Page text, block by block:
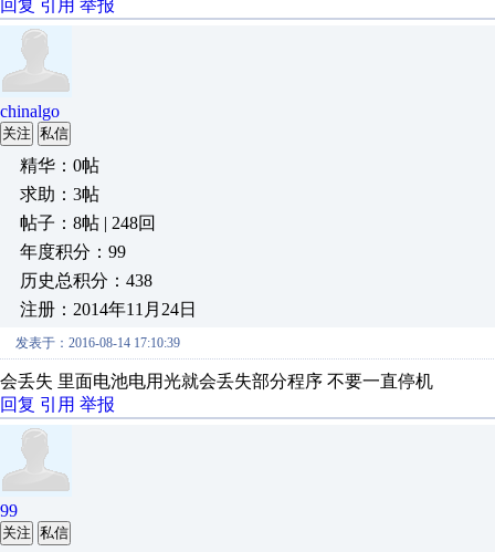
回复 引用 举报
chinalgo
关注 私信
精华：0帖
求助：3帖
帖子：8帖 | 248回
年度积分：99
历史总积分：438
注册：2014年11月24日
发表于：2016-08-14 17:10:39
会丢失 里面电池电用光就会丢失部分程序 不要一直停机
回复 引用 举报
99
关注 私信